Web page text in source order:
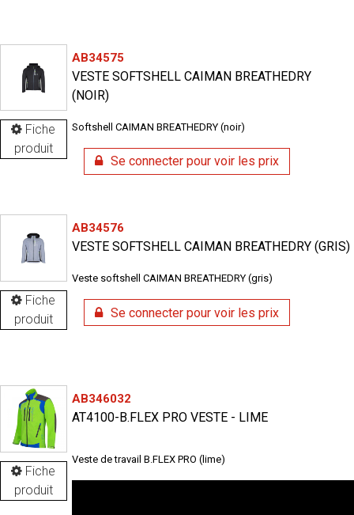
Fiche
produit
AB34575
VESTE SOFTSHELL CAIMAN BREATHEDRY
(NOIR)
Softshell CAIMAN BREATHEDRY (noir)
Se connecter pour voir les prix
Fiche
produit
AB34576
VESTE SOFTSHELL CAIMAN BREATHEDRY (GRIS)
Veste softshell CAIMAN BREATHEDRY (gris)
Se connecter pour voir les prix
Fiche
produit
AB346032
AT4100-B.FLEX PRO VESTE - LIME
Veste de travail B.FLEX PRO (lime)